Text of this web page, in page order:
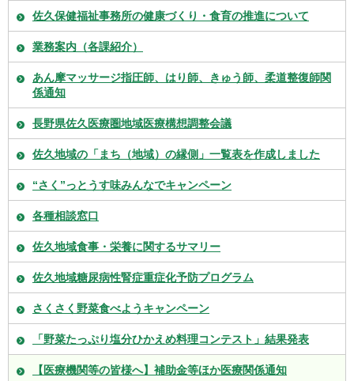
佐久保健福祉事務所の健康づくり・食育の推進について
業務案内（各課紹介）
あん摩マッサージ指圧師、はり師、きゅう師、柔道整復師関
係通知
長野県佐久医療圏地域医療構想調整会議
佐久地域の「まち（地域）の縁側」一覧表を作成しました
“さく”っとうす味みんなでキャンペーン
各種相談窓口
佐久地域食事・栄養に関するサマリー
佐久地域糖尿病性腎症重症化予防プログラム
さくさく野菜食べようキャンペーン
「野菜たっぷり塩分ひかえめ料理コンテスト」結果発表
【医療機関等の皆様へ】補助金等ほか医療関係通知